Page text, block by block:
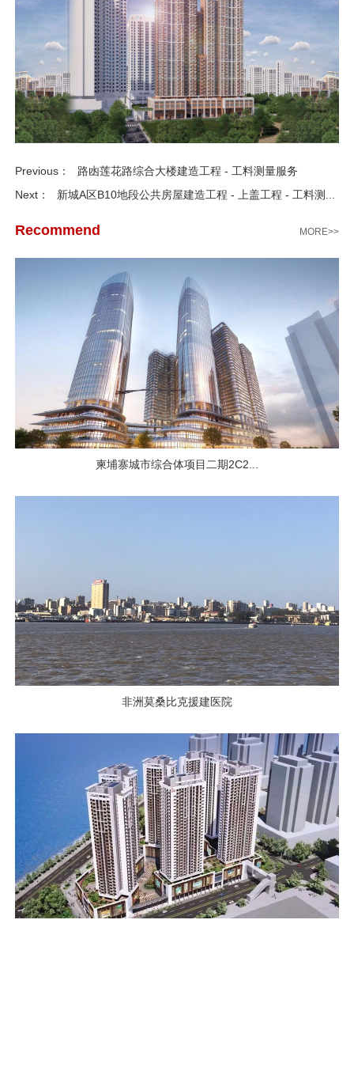
数
Previous：
路凼莲花路综合大楼建造工程 - 工料测量服务
Next：
新城A区B10地段公共房屋建造工程 - 上盖工程 - 工料测...
Recommend MORE>>
柬埔寨城市综合体项目二期2C2...
非洲莫桑比克援建医院